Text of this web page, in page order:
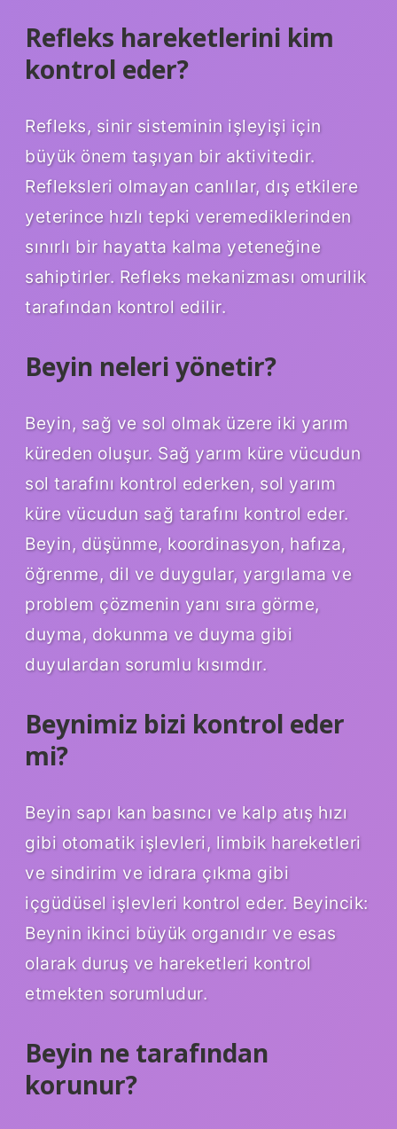
Refleks hareketlerini kim
kontrol eder?
Refleks, sinir sisteminin işleyişi için
büyük önem taşıyan bir aktivitedir.
Refleksleri olmayan canlılar, dış etkilere
yeterince hızlı tepki veremediklerinden
sınırlı bir hayatta kalma yeteneğine
sahiptirler. Refleks mekanizması omurilik
tarafından kontrol edilir.
Beyin neleri yönetir?
Beyin, sağ ve sol olmak üzere iki yarım
küreden oluşur. Sağ yarım küre vücudun
sol tarafını kontrol ederken, sol yarım
küre vücudun sağ tarafını kontrol eder.
Beyin, düşünme, koordinasyon, hafıza,
öğrenme, dil ve duygular, yargılama ve
problem çözmenin yanı sıra görme,
duyma, dokunma ve duyma gibi
duyulardan sorumlu kısımdır.
Beynimiz bizi kontrol eder
mi?
Beyin sapı kan basıncı ve kalp atış hızı
gibi otomatik işlevleri, limbik hareketleri
ve sindirim ve idrara çıkma gibi
içgüdüsel işlevleri kontrol eder. Beyincik:
Beynin ikinci büyük organıdır ve esas
olarak duruş ve hareketleri kontrol
etmekten sorumludur.
Beyin ne tarafından
korunur?